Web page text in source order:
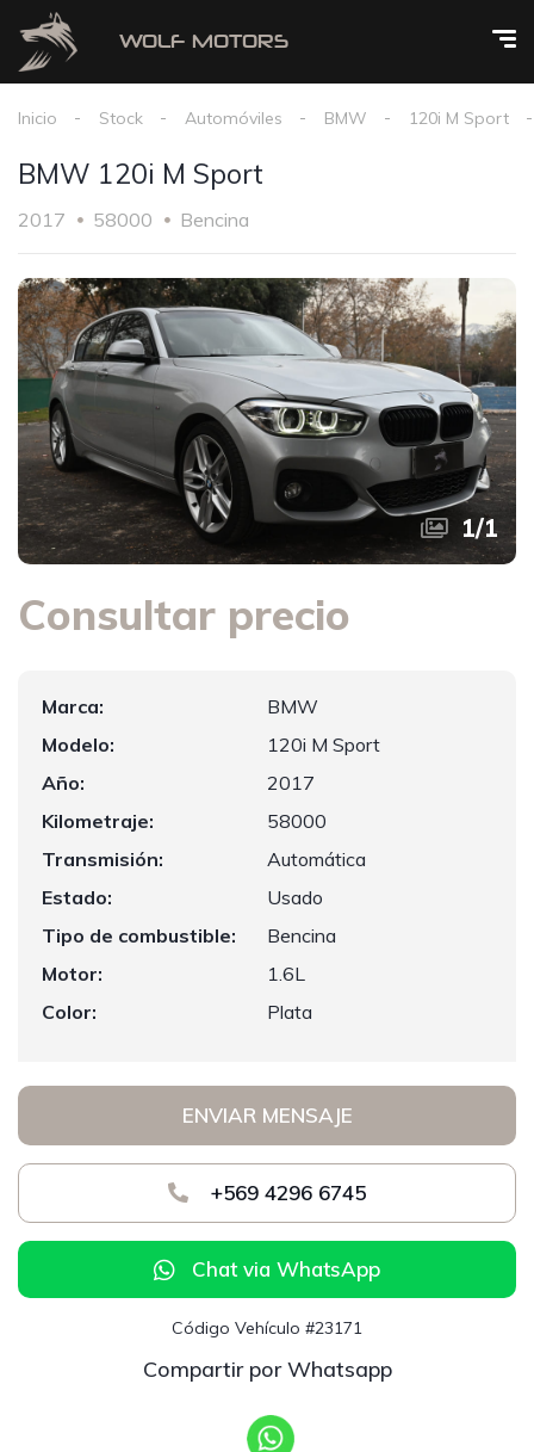
Inicio Stock Automóviles BMW 120i M Sport
BMW 120i M Sport
2017 58000 Bencina
1/1
Consultar precio
Marca:
BMW
Modelo:
120i M Sport
Año:
2017
Kilometraje:
58000
Transmisión:
Automática
Estado:
Usado
Tipo de combustible:
Bencina
Motor:
1.6L
Color:
Plata
ENVIAR MENSAJE
+569 4296 6745
Chat via WhatsApp
Código Vehículo #23171
Compartir por Whatsapp